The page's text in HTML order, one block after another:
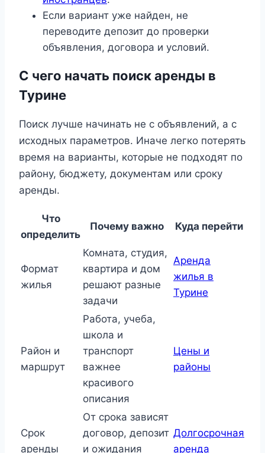
Если вариант уже найден, не
переводите депозит до проверки
объявления, договора и условий.
С чего начать поиск аренды в
Турине
Поиск лучше начинать не с объявлений, а с
исходных параметров. Иначе легко потерять
время на варианты, которые не подходят по
району, бюджету, документам или сроку
аренды.
Что
определить
Почему важно Куда перейти
Формат
жилья
Комната, студия,
квартира и дом
решают разные
задачи
Аренда
жилья в
Турине
Район и
маршрут
Работа, учеба,
школа и
транспорт
важнее
красивого
описания
Цены и
районы
Срок
аренды
От срока зависят
договор, депозит
и ожидания
Долгосрочная
аренда